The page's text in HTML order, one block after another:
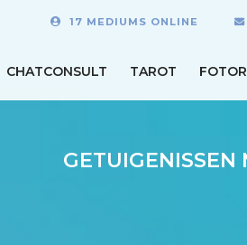
17 MEDIUMS ONLINE
CHATCONSULT TAROT